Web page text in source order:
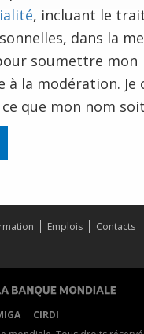
, incluant le
dans la
soumettre mon
à la modération. Je
que mon nom
Emplois
Contacts
CIRDI